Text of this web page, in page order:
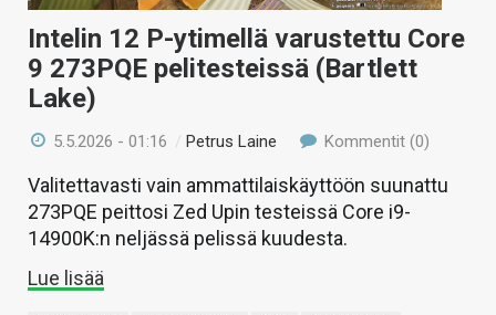
HAKU
Intelin 12 P-ytimellä varustettu Core
9 273PQE pelitesteissä (Bartlett
Lake)
5.5.2026 - 01:16 /Petrus Laine Kommentit (0)
Valitettavasti vain ammattilaiskäyttöön suunattu
273PQE peittosi Zed Upin testeissä Core i9-
14900K:n neljässä pelissä kuudesta.
Lue lisää